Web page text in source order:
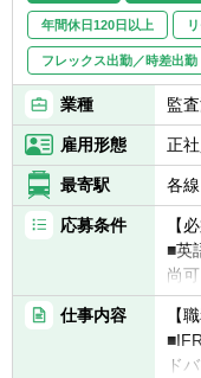
度
■グ
務
・
た施
の
■
関
【
■経
「
年間休日120日以上
フレックス出勤／時差出勤
業種 監
雇用形態 正
最寄駅 各
応募条件
【
■英
尚可
実
▽下
■
仕事内容
【
ド